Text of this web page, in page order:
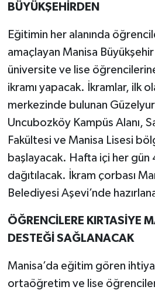
BÜYÜKŞEHİRDEN
Eğitimin her alanında
amaçlayan Manisa
üniversite ve lise
ikramı yapacak. İkramlar, ilk
merkezinde bulunan
Uncubozköy Kampüs Alanı,
Fakültesi ve Manisa Lisesi
başlayacak. Hafta içi her gün
dağıtılacak. İkram çorbası
Belediyesi Aşevi’nde
ÖĞRENCİLERE KIRTASİYE
DESTEĞİ SAĞLANACAK
Manisa’da eğitim gören
ortaöğretim ve lise